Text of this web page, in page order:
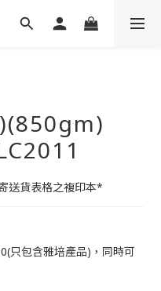
送貨表格之複印本*
只包含雅培產品)，同時可